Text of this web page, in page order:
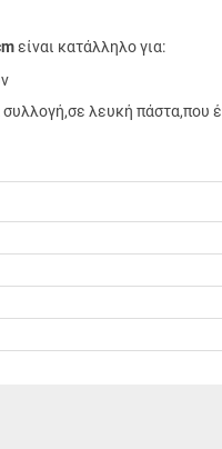
είναι κατάλληλο για:
λευκή πάστα,που